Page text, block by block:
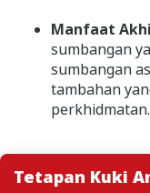
Tetapan Kuki
Manfaat
sumbangan
sumbangan
tambahan
perkhidmatan.